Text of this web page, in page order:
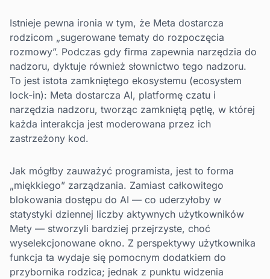
Istnieje pewna ironia w tym, że Meta dostarcza
rodzicom „sugerowane tematy do rozpoczęcia
rozmowy”. Podczas gdy firma zapewnia narzędzia do
nadzoru, dyktuje również słownictwo tego nadzoru.
To jest istota zamkniętego ekosystemu (ecosystem
lock-in): Meta dostarcza AI, platformę czatu i
narzędzia nadzoru, tworząc zamkniętą pętlę, w której
każda interakcja jest moderowana przez ich
zastrzeżony kod.
Jak mógłby zauważyć programista, jest to forma
„miękkiego” zarządzania. Zamiast całkowitego
blokowania dostępu do AI — co uderzyłoby w
statystyki dziennej liczby aktywnych użytkowników
Mety — stworzyli bardziej przejrzyste, choć
wyselekcjonowane okno. Z perspektywy użytkownika
funkcja ta wydaje się pomocnym dodatkiem do
przybornika rodzica; jednak z punktu widzenia